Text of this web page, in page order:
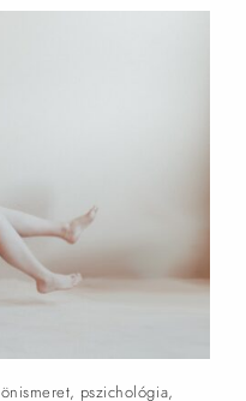
önismeret, pszichológia,